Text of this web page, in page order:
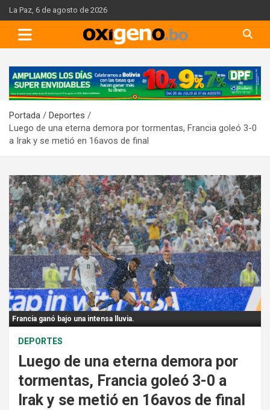
Skip
to
content
La Paz, 6 de agosto de 2026
A
d
e
r
t
s
e
m
e
n
t
:
Portada
Deportes
Luego de una eterna demora por tormentas, Francia goleó 3-0
a Irak y se metió en 16avos de final
Francia ganó bajo una intensa lluvia.
DEPORTES
Luego de una eterna demora por
tormentas, Francia goleó 3-0 a
Irak y se metió en 16avos de final